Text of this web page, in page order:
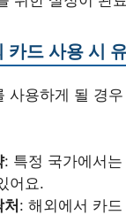
카드 사용 시
사용하게 될 경
: 특정 국가에서
어요.
: 해외에서 카